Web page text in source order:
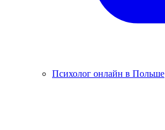
Психолог онлайн в Польше